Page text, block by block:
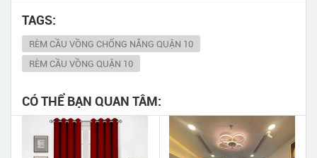
TAGS:
RÈM CẦU VỒNG CHỐNG NẮNG QUẬN 10
RÈM CẦU VỒNG QUẬN 10
CÓ THỂ BẠN QUAN TÂM: